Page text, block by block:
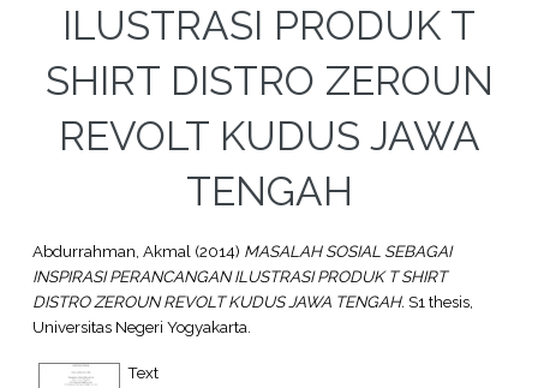
ILUSTRASI PRODUK T
SHIRT DISTRO ZEROUN
REVOLT KUDUS JAWA
TENGAH
Abdurrahman, Akmal(2014) MASALAH SOSIAL SEBAGAI
INSPIRASI PERANCANGAN ILUSTRASI PRODUK T SHIRT
DISTRO ZEROUN REVOLT KUDUS JAWA TENGAH. S1 thesis,
Universitas Negeri Yogyakarta.
Text